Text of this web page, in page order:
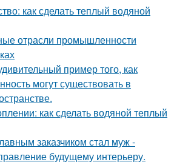
как сделать теплый водяной
отрасли промышленности
пример того, как
могут существовать в
как сделать водяной теплый
заказчиком стал муж -
будущему интерьеру.